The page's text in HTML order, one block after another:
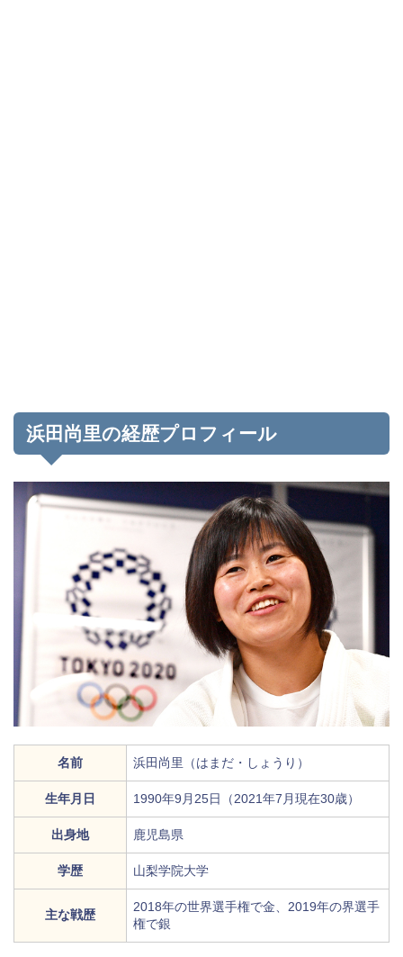
浜田尚里の経歴プロフィール
名前 浜田尚里（はまだ・しょうり）
生年月日 1990年9月25日（2021年7月現在30歳）
出身地 鹿児島県
学歴 山梨学院大学
主な戦歴
2018年の世界選手権で金、2019年の界選手
権で銀